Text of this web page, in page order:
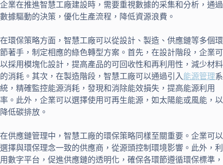
企業在推進智慧工廠建設時，需要重視數據的采集和分析，通過
數據驅動的決策，優化生產流程，降低資源浪費。
在環保策略方面，智慧工廠可以從設計、製造、供應鏈等多個環
節著手，制定相應的綠色轉型方案。首先，在設計階段，企業可
以採用模塊化設計，提高產品的可回收性和再利用性，減少材料
的消耗。其次，在製造階段，智慧工廠可以通過引入 能源管理系
統，精確監控能源消耗，發現和消除能效損失，提高能源利用
率。此外，企業可以選擇使用可再生能源，如太陽能或風能，以
降低碳排放。
在供應鏈管理中，智慧工廠的環保策略同樣至關重要。企業可以
選擇與環保理念一致的供應商，從源頭控制環境影響。此外，利
用數字平台，促進供應鏈的透明化，確保各環節遵循環保標準，